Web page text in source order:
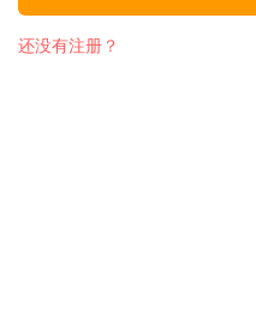
还没有注册？